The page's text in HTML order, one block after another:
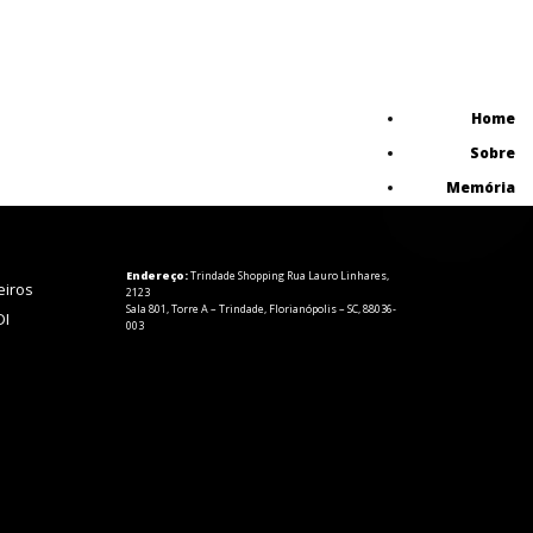
Home
Sobre
Memória
Endereço:Trindade Shopping Rua Lauro Linhares,
2123
Sala 801, Torre A – Trindade, Florianópolis – SC, 88036-
003